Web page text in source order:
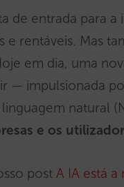
de entrada para a
e rentáveis. Mas
em dia, uma
— impulsionada
natural
e os
post A IA está a